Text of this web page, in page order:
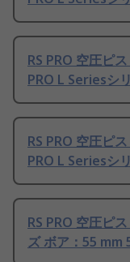
RS PRO 空圧ピ
PRO L Seriesシ
RS PRO 空圧ピ
PRO L Seriesシ
RS PRO 空圧ピ
ズ ボア：55 mm